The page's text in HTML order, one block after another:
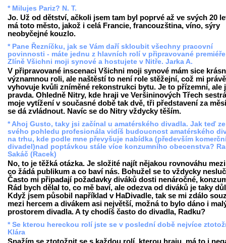
* Milujes Pariz? N. T.
Jo. Už od dětství, ačkoli jsem tam byl poprvé až ve svých 20
má toto město, jakož i celá Francie, francouzština, víno, sýry
neobyčejné kouzlo.
* Pane Řezníčku, jak se Vám daří skloubit všechny pracovní
povinnosti - máte jednu z hlavních rolí v připravované
Zlíně Všichni moji synové a hostujete v Nitře. Jarka A.
V připravované inscenaci Všichni moji synové mám sice
významnou roli, ale naštěstí to není role stěžejní, což mi právě
vyhovuje kvůli zníměné rekonstrukci bytu. Je to přízemní, ale
pravda. Ohledně Nitry, kde hraji ve Veršininových Třech
moje vytížení v současné době tak dvě, tři představení za
se dá zvládnout. Navíc se do Nitry vždycky těším.
* Ahoj Gusto, taky jsi začínal u amatérského divadla. Jak teď ze
svého pohledu profesionála vidíš budoucnost amatérského
na trhu, kde podle mne převyšuje nabídka (především
divadel)nad poptávkou stále více konzumního obecenstva?
Sakáč (Racek)
No, to je těžká otázka. Je složité najít nějakou rovnováhu
co žádá publikum a co baví nás. Bohužel se to vždycky
Často mi připadají požadavky diváků dosti nenáročné,
Rád bych dělal to, co mě baví, ale odezva od diváků je taky
Když jsem působil například v HaDivadle, tak se mi zdálo
mezi hercem a divákem asi největší, možná to bylo dáno i
prostorem divadla. A ty chodíš často do divadla, Radku?
* Se kterou hereckou rolí jste se v poslední době nejvíce
Klára